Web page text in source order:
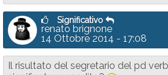
Significativo
renato brignone
14 Ottobre 2014 - 17:08
Il risultato del segretario del pd